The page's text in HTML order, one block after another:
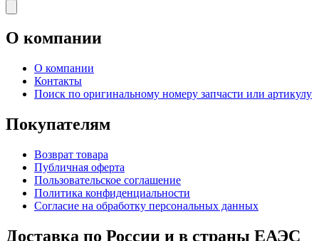
О компании
О компании
Контакты
Поиск по оригинальному номеру запчасти или артикулу
Покупателям
Возврат товара
Публичная оферта
Пользовательское соглашение
Политика конфиденциальности
Согласие на обработку персональных данных
Доставка по России и в страны ЕАЭС